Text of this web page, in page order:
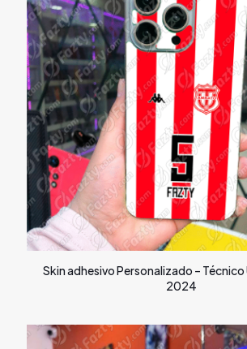
Skin adhesivo Personalizado – Técnico
2024